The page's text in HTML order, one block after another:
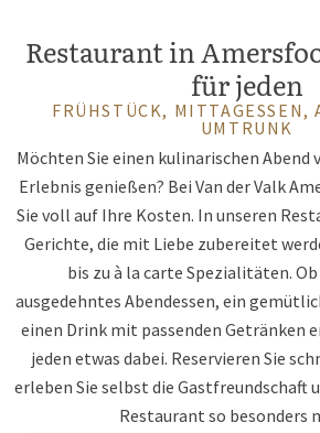
Restaurant in
für jeden
FRÜHSTÜCK, MITTAGESSEN,
UMTRUNK
Möchten Sie einen kulinarischen Abend
Erlebnis genießen? Bei Van der Valk
Sie voll auf Ihre Kosten. In unseren
Gerichte, die mit Liebe zubereitet
bis zu à la carte Spezialitäten.
ausgedehntes Abendessen, ein
einen Drink mit passenden Getränken
jeden etwas dabei. Reservieren Sie
erleben Sie selbst die Gastfreundschaft
Restaurant so besonders